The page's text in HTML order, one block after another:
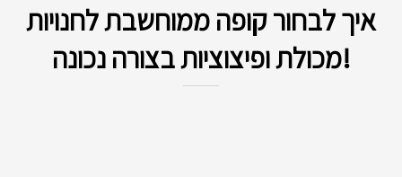
איך לבחור קופה ממוחשבת לחנויות
מכולת ופיצוציות בצורה נכונה!